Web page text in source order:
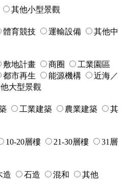
其他小型景觀
體育競技 運輸設備
其他中
敷地計畫 商圈
工業園區
都市再生 能源機構
近海／
大型景觀
工業建築 農業建築
其
10-20層樓 21-30層樓
31層
造 石造 混和
其他